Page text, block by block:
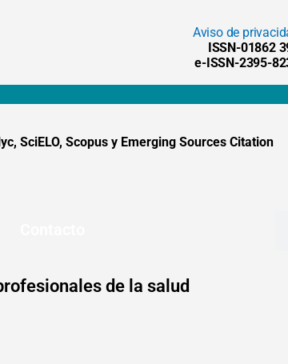
Aviso de
ISSN-01862
e-ISSN-2395-
SciELO, Scopus y Emerging Sources Citation
de la salud